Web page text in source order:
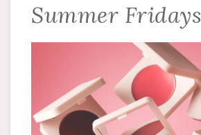
Summer Fridays